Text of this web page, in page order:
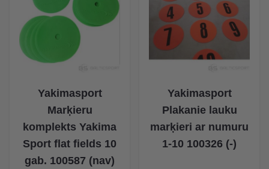
Yakimasport
Marķieru
komplekts Yakima
Sport flat fields 10
gab. 100587 (nav)
Yakimasport
Plakanie lauku
marķieri ar numuru
1-10 100326 (-)